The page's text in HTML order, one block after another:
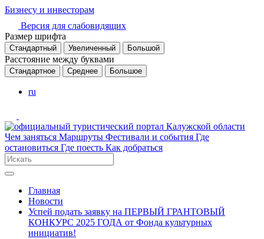
Бизнесу и инвесторам
Версия для слабовидящих
Размер шрифта
Стандартный Увеличенный Большой
Расстояние между буквами
Стандартное Среднее Большое
ru
Чем заняться Маршруты Фестивали и события Где
остановиться Где поесть Как добраться
Главная
Новости
Успей подать заявку на ПЕРВЫЙ ГРАНТОВЫЙ
КОНКУРС 2025 ГОДА от Фонда культурных
инициатив!